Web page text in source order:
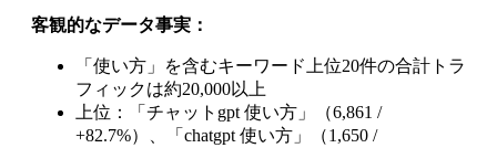
客観的なデータ事実：
「使い方」を含むキーワード上位20件の合計トラ
フィックは約20,000以上
上位：「チャットgpt 使い方」（6,861 /
+82.7%）、「chatgpt 使い方」（1,650 /